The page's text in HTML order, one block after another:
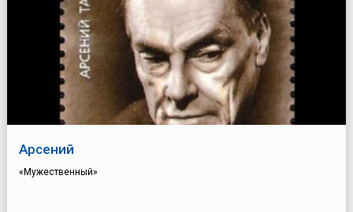
Арсений
«Мужественный»